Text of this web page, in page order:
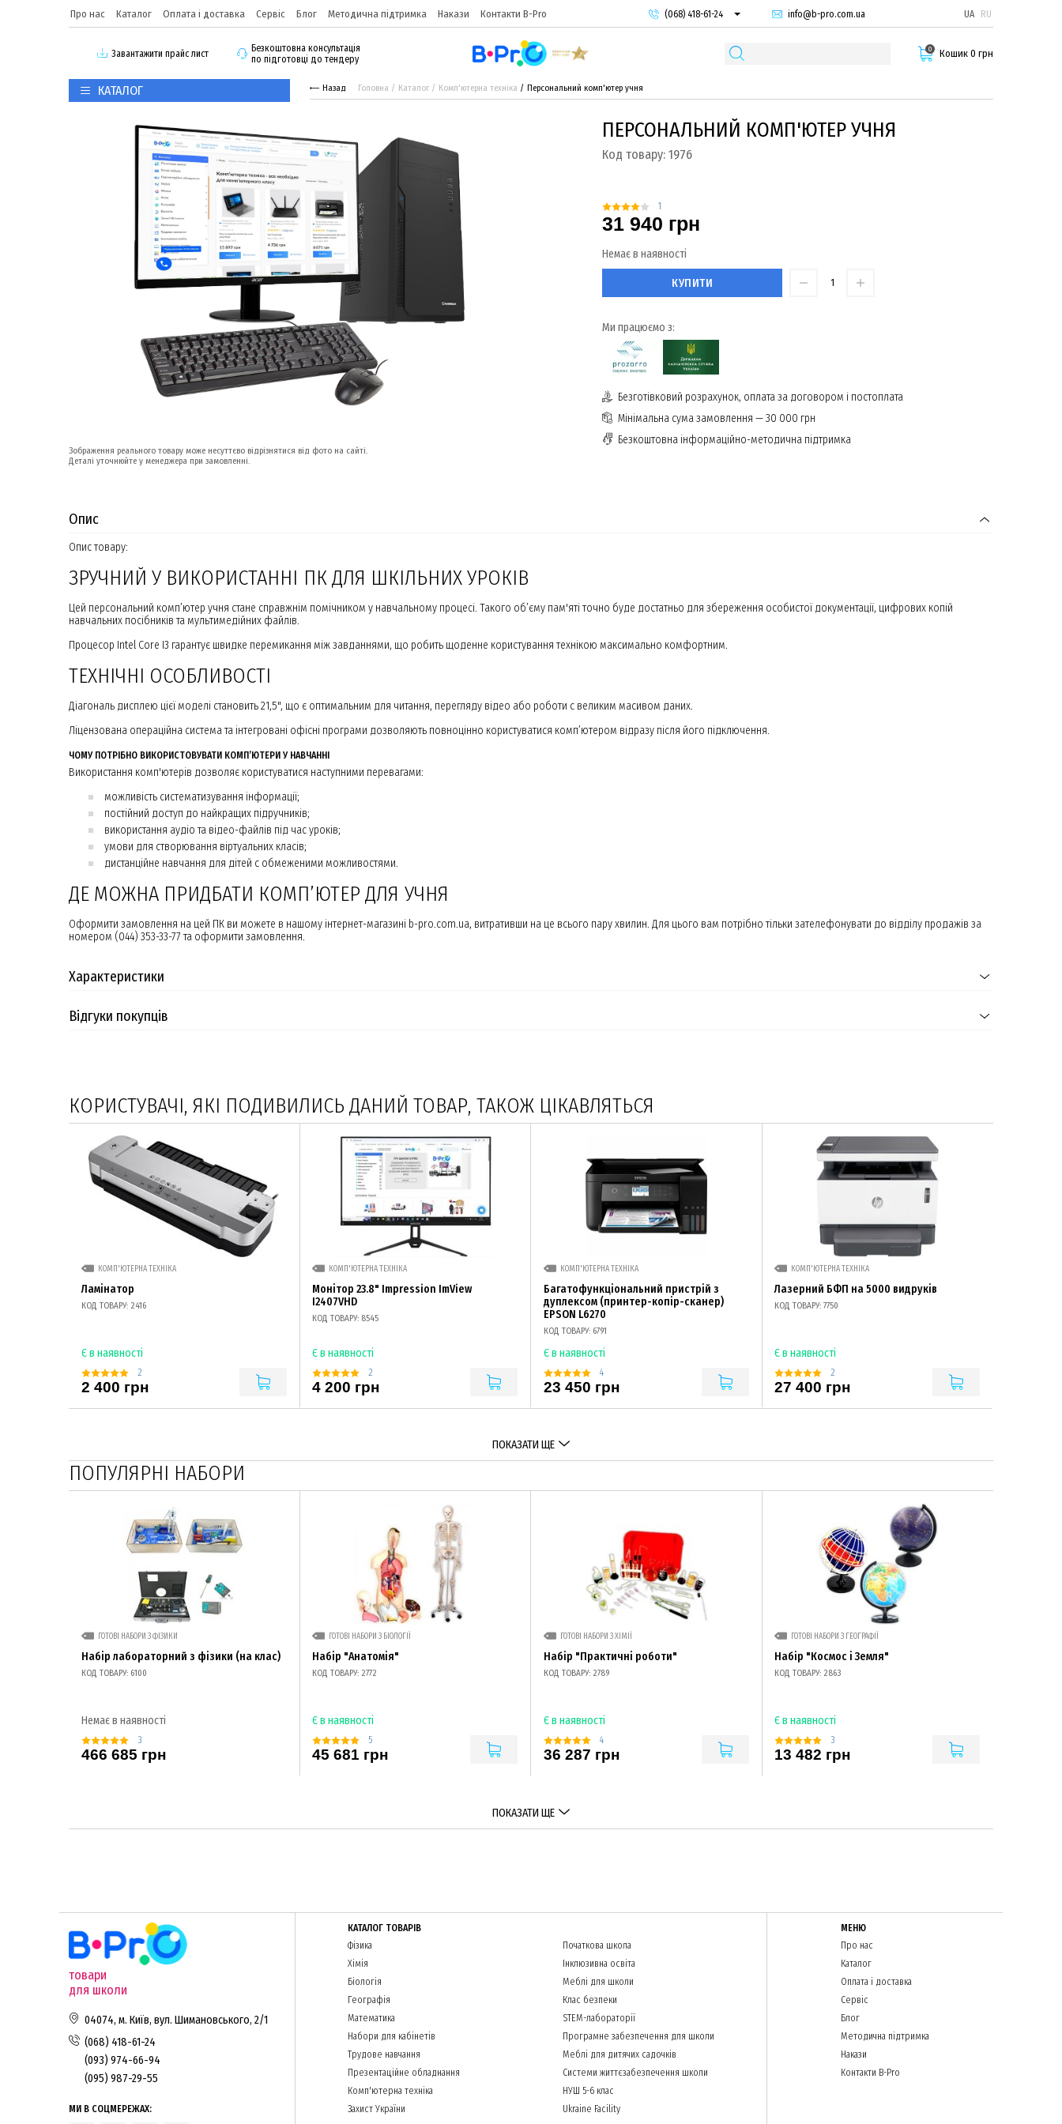
Про нас Каталог Оплата і доставка Сервіс Блог Методична підтримка Накази Контакти B-Pro
(068) 418-61-24
info@b-pro.com.ua UA RU
3авантажити прайс лист
Безкоштовна консультація
по підготовці до тендеру
0 Кошик 0 грн
КАТАЛОГ Назад Головна Каталог Комп'ютерна техніка Персональний комп'ютер учня
Зображення реального товару може несуттєво відрізнятися від фото на сайті.
Деталі уточнюйте у менеджера при замовленні.
ПЕРСОНАЛЬНИЙ КОМП'ЮТЕР УЧНЯ
Код товару: 1976
1
31 940 грн
Немає в наявності
КУПИТИ
Ми працюємо з:
Безготівковий розрахунок, оплата за договором і постоплата
Мінімальна сума замовлення — 30 000 грн
Безкоштовна інформаційно-методична підтримка
Опис
Опис товару:
ЗРУЧНИЙ У ВИКОРИСТАННІ ПК ДЛЯ ШКІЛЬНИХ УРОКІВ
Цей персональний комп’ютер учня стане справжнім помічником у навчальному процесі. Такого об’єму пам'яті точно буде достатньо для збереження особистої документації, цифрових копій
навчальних посібників та мультимедійних файлів.
Процесор Intel Core I3 гарантує швидке перемикання між завданнями, що робить щоденне користування технікою максимально комфортним.
ТЕХНІЧНІ ОСОБЛИВОСТІ
Діагональ дисплею цієї моделі становить 21,5", що є оптимальним для читання, перегляду відео або роботи с великим масивом даних.
Ліцензована операційна система та інтегровані офісні програми дозволяють повноцінно користуватися комп’ютером відразу після його підключення.
ЧОМУ ПОТРІБНО ВИКОРИСТОВУВАТИ КОМП’ЮТЕРИ У НАВЧАННІ
Використання комп'ютерів дозволяє користуватися наступними перевагами:
можливість систематизування інформації;
постійний доступ до найкращих підручників;
використання аудіо та відео-файлів під час уроків;
умови для створювання віртуальних класів;
дистанційне навчання для дітей с обмеженими можливостями.
ДЕ МОЖНА ПРИДБАТИ КОМП’ЮТЕР ДЛЯ УЧНЯ
Оформити замовлення на цей ПК ви можете в нашому інтернет-магазині b-pro.com.ua, витративши на це всього пару хвилин. Для цього вам потрібно тільки зателефонувати до відділу продажів за
номером (044) 353-33-77 та оформити замовлення.
Характеристики
Відгуки покупців
КОРИСТУВАЧІ, ЯКІ ПОДИВИЛИСЬ ДАНИЙ ТОВАР, ТАКОЖ ЦІКАВЛЯТЬСЯ
КОМП'ЮТЕРНА ТЕХНІКА
Ламінатор
КОД ТОВАРУ: 2416
Є в наявності
2
2 400 грн
КОМП'ЮТЕРНА ТЕХНІКА
Монітор 23.8" Impression ImView
I2407VHD
КОД ТОВАРУ: 8545
Є в наявності
2
4 200 грн
КОМП'ЮТЕРНА ТЕХНІКА
Багатофункціональний пристрій з
дуплексом (принтер-копір-сканер)
EPSON L6270
КОД ТОВАРУ: 6791
Є в наявності
4
23 450 грн
КОМП'ЮТЕРНА ТЕХНІКА
Лазерний БФП на 5000 видруків
КОД ТОВАРУ: 7750
Є в наявності
2
27 400 грн
ПОКАЗАТИ ЩЕ
ПОПУЛЯРНІ НАБОРИ
ГОТОВІ НАБОРИ З ФІЗИКИ
Набір лабораторний з фізики (на клас)
КОД ТОВАРУ: 6100
Немає в наявності
3
466 685 грн
ГОТОВІ НАБОРИ З БІОЛОГІЇ
Набір "Анатомія"
КОД ТОВАРУ: 2772
Є в наявності
5
45 681 грн
ГОТОВІ НАБОРИ З ХІМІЇ
Набір "Практичні роботи"
КОД ТОВАРУ: 2789
Є в наявності
4
36 287 грн
ГОТОВІ НАБОРИ З ГЕОГРАФІЇ
Набір "Космос і Земля"
КОД ТОВАРУ: 2863
Є в наявності
3
13 482 грн
ПОКАЗАТИ ЩЕ
товари
для школи
04074, м. Київ, вул. Шимановського, 2/1
(068) 418-61-24
(093) 974-66-94
(095) 987-29-55
МИ В СОЦМЕРЕЖАХ:
КАТАЛОГ ТОВАРІВ
Фізика
Хімія
Біологія
Географія
Математика
Набори для кабінетів
Трудове навчання
Презентаційне обладнання
Комп'ютерна техніка
Захист України
Початкова школа
Інклюзивна освіта
Меблі для школи
Клас безпеки
STEM-лабораторії
Програмне забезпечення для школи
Меблі для дитячих садочків
Системи життєзабезпечення школи
НУШ 5-6 клас
Ukraine Facility
МЕНЮ
Про нас
Каталог
Оплата і доставка
Сервіс
Блог
Методична підтримка
Накази
Контакти B-Pro